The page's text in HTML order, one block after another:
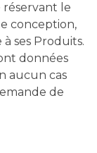
réservant le
conception,
ses Produits.
données
aucun cas
de